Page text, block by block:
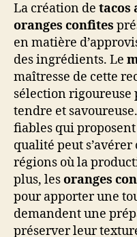
La création de tacos
oranges confites
en matière
des ingrédients. Le
maîtresse de cette
sélection
tendre et
fiables qui
qualité peut
régions où la
plus, lesoranges
pour apporter une
demandent une
préserver leur